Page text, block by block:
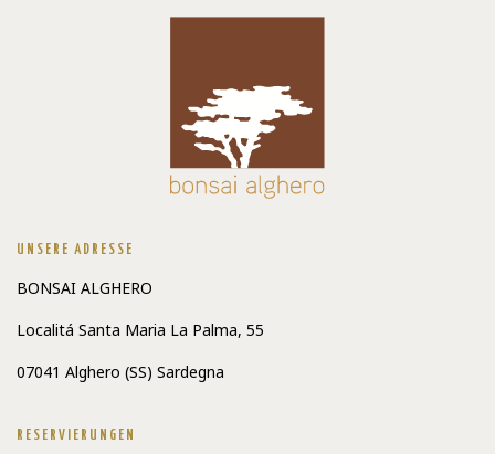
UNSERE ADRESSE
BONSAI ALGHERO
Localitá Santa Maria La Palma, 55
07041 Alghero (SS) Sardegna
RESERVIERUNGEN